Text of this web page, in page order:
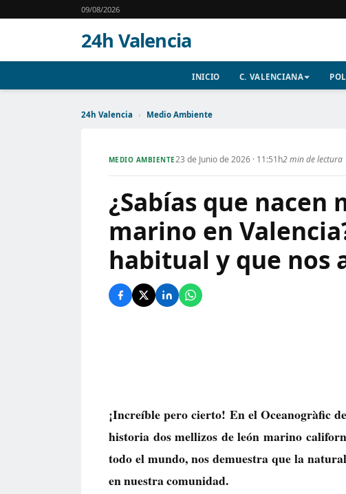
09/08/2026
24h Valencia
INICIO C. VALENCIANA
24h Valencia › Medio Ambiente
MEDIO AMBIENTE23 de Junio de 2026 · 11:51h2 min de lectura
¿Sabías que nacen
marino en
habitual y que nos
¡Increíble pero cierto! En el Oceanogràfic
historia dos mellizos de león marino
todo el mundo, nos demuestra que la
en nuestra comunidad.